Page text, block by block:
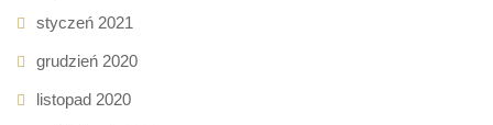
styczeń 2021
grudzień 2020
listopad 2020